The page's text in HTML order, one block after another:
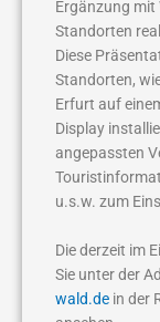
Ergänzung mit
Standorten
Diese
Standorten,
Erfurt auf
Display
angepassten
u.s.w. zum
Die derzeit im
Sie unter der
wald.de in der